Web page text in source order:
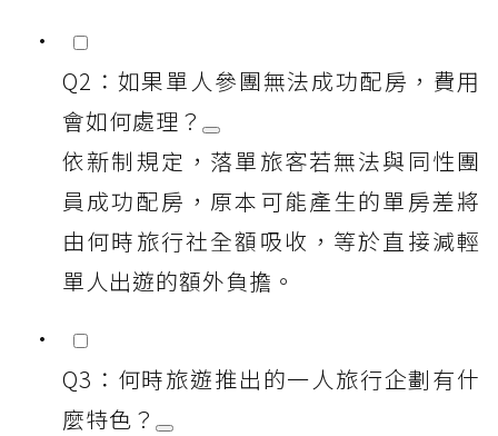
Q2：如果單人參團無法成功配房，費用
會如何處理？
依新制規定，落單旅客若無法與同性團
員成功配房，原本可能產生的單房差將
由何時旅行社全額吸收，等於直接減輕
單人出遊的額外負擔。
Q3：何時旅遊推出的一人旅行企劃有什
麼特色？